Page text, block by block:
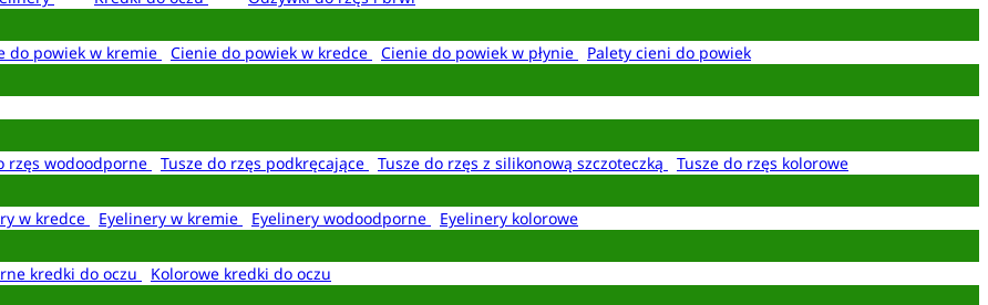
do powiek w kremie Cienie do powiek w kredce Cienie do powiek w płynie
Palety cieni do powiek
rzęs wodoodporne Tusze do rzęs podkręcające Tusze do rzęs z silikonową szczoteczką
Tusze do rzęs kolorowe
w kredce Eyelinery w kremie Eyelinery wodoodporne
Eyelinery kolorowe
kredki do oczu
Kolorowe kredki do oczu